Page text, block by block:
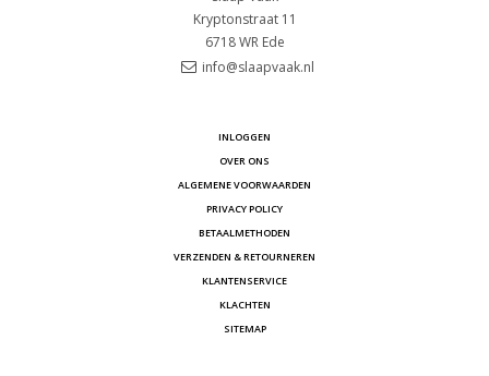
Kryptonstraat 11
6718 WR Ede
info@slaapvaak.nl
INLOGGEN
OVER ONS
ALGEMENE VOORWAARDEN
PRIVACY POLICY
BETAALMETHODEN
VERZENDEN & RETOURNEREN
KLANTENSERVICE
KLACHTEN
SITEMAP